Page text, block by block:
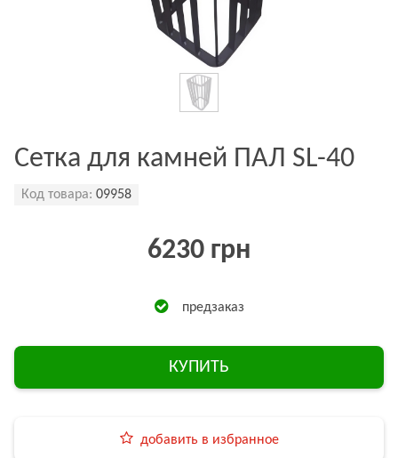
Сетка для камней ПАЛ SL-40
Код товара: 09958
6230 грн
предзаказ
КУПИТЬ
добавить в избранное